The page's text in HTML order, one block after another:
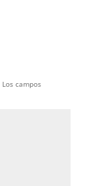
Los campos